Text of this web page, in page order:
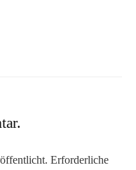
Erforderliche